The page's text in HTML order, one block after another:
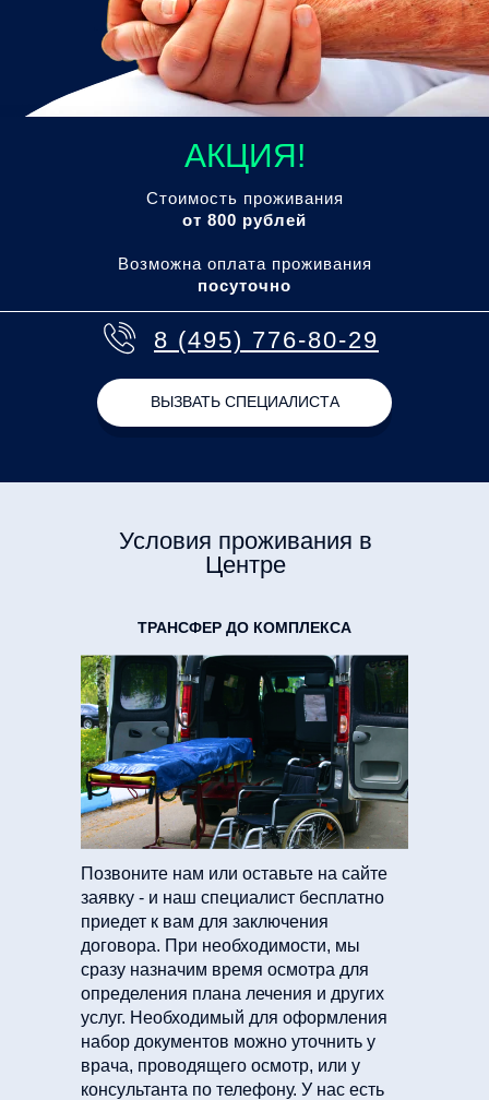
8 (495) 776-80-29
АКЦИЯ!
ВЫЗВАТЬ СПЕЦИАЛИСТА
Стоимость проживания
от 800 рублей
Возможна оплата проживания
посуточно
ТРАНСФЕР ДО КОМПЛЕКСА
Позвоните нам или оставьте на сайте
заявку - и наш специалист бесплатно
приедет к вам для заключения
договора. При необходимости, мы
сразу назначим время осмотра для
определения плана лечения и других
услуг. Необходимый для оформления
набор документов можно уточнить у
врача, проводящего осмотр, или у
консультанта по телефону. У нас есть
Условия проживания в
Центре